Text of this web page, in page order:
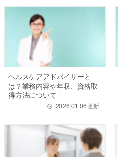
ヘルスケアアドバイザーと
は？業務内容や年収、資格取
得方法について
🕒 2026.01.06 更新